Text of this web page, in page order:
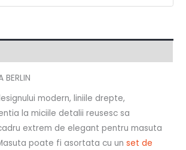
BERLIN
modern, liniile drepte,
la miciile detalii reusesc sa
extrem de elegant pentru masuta
poate fi asortata cu unset de